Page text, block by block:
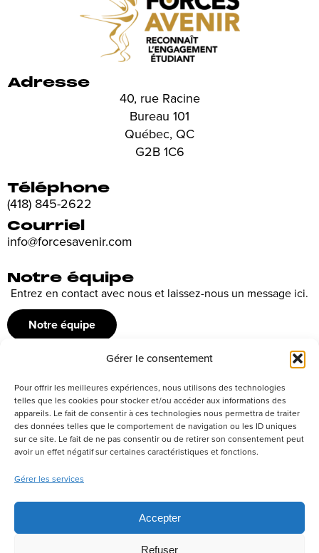
Gérer le consentement
Pour offrir les meilleures expériences, nous utilisons des technologies
telles que les cookies pour stocker et/ou accéder aux informations des
appareils. Le fait de consentir à ces technologies nous permettra de traiter
des données telles que le comportement de navigation ou les ID uniques
sur ce site. Le fait de ne pas consentir ou de retirer son consentement peut
avoir un effet négatif sur certaines caractéristiques et fonctions.
Gérer les services
Accepter
Refuser
Adresse
40, rue Racine
Bureau 101
Québec, QC
G2B 1C6
Téléphone
(418) 845-2622
Courriel
info@forcesavenir.com
Notre équipe
Entrez en contact avec nous et laissez-nous un message ici.
Notre équipe
Recrutement
Découvrez nos offres d’emploi ou envoyez votre candidature
spontanée
Postuler